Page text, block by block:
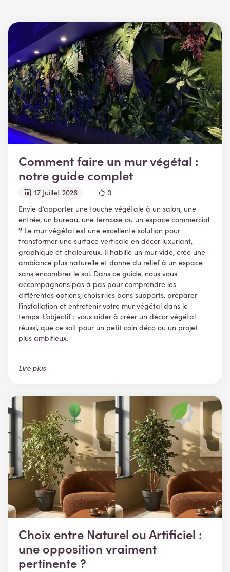
Comment faire un mur végétal :
notre guide complet
17 Juillet 2026
0
Envie d’apporter une touche végétale à un salon, une
entrée, un bureau, une terrasse ou un espace commercial
? Le mur végétal est une excellente solution pour
transformer une surface verticale en décor luxuriant,
graphique et chaleureux. Il habille un mur vide, crée une
ambiance plus naturelle et donne du relief à un espace
sans encombrer le sol. Dans ce guide, nous vous
accompagnons pas à pas pour comprendre les
différentes options, choisir les bons supports, préparer
l’installation et entretenir votre mur végétal dans le
temps. L’objectif : vous aider à créer un décor végétal
réussi, que ce soit pour un petit coin déco ou un projet
plus ambitieux.
Lire plus
Choix entre Naturel ou Artificiel :
une opposition vraiment
pertinente ?